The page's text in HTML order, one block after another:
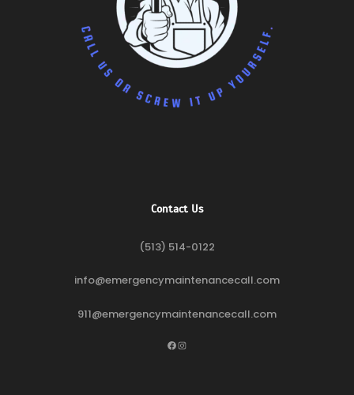
Contact Us
(513) 514-0122
info@emergencymaintenancecall.com
911@emergencymaintenancecall.com